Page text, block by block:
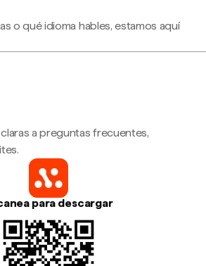
o qué idioma hables, estamos aquí
a preguntas frecuentes,
para descargar